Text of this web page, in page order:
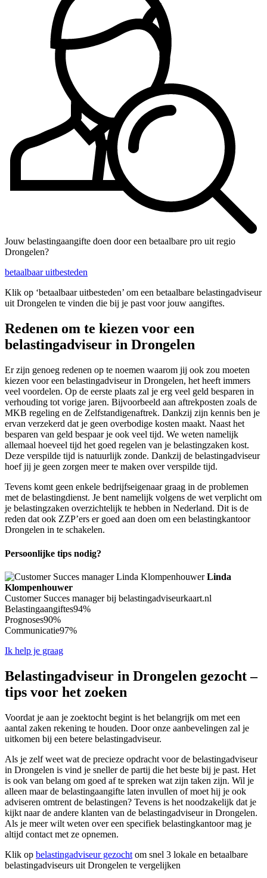
Jouw belastingaangifte doen door een betaalbare pro uit regio
Drongelen?
betaalbaar uitbesteden
Klik op ‘betaalbaar uitbesteden’ om een betaalbare belastingadviseur
uit Drongelen te vinden die bij je past voor jouw aangiftes.
Redenen om te kiezen voor een
belastingadviseur in Drongelen
Er zijn genoeg redenen op te noemen waarom jij ook zou moeten
kiezen voor een belastingadviseur in Drongelen, het heeft immers
veel voordelen. Op de eerste plaats zal je erg veel geld besparen in
verhouding tot vorige jaren. Bijvoorbeeld aan aftrekposten zoals de
MKB regeling en de Zelfstandigenaftrek. Dankzij zijn kennis ben je
ervan verzekerd dat je geen overbodige kosten maakt. Naast het
besparen van geld bespaar je ook veel tijd. We weten namelijk
allemaal hoeveel tijd het goed regelen van je belastingzaken kost.
Deze verspilde tijd is natuurlijk zonde. Dankzij de belastingadviseur
hoef jij je geen zorgen meer te maken over verspilde tijd.
Tevens komt geen enkele bedrijfseigenaar graag in de problemen
met de belastingdienst. Je bent namelijk volgens de wet verplicht om
je belastingzaken overzichtelijk te hebben in Nederland. Dit is de
reden dat ook ZZP’ers er goed aan doen om een belastingkantoor
Drongelen in te schakelen.
Persoonlijke tips nodig?
Linda
Klompenhouwer
Customer Succes manager bij belastingadviseurkaart.nl
Belastingaangiftes94%
Prognoses90%
Communicatie97%
Ik help je graag
Belastingadviseur in Drongelen gezocht –
tips voor het zoeken
Voordat je aan je zoektocht begint is het belangrijk om met een
aantal zaken rekening te houden. Door onze aanbevelingen zal je
uitkomen bij een betere belastingadviseur.
Als je zelf weet wat de precieze opdracht voor de belastingadviseur
in Drongelen is vind je sneller de partij die het beste bij je past. Het
is ook van belang om goed af te spreken wat zijn taken zijn. Wil je
alleen maar de belastingaangifte laten invullen of moet hij je ook
adviseren omtrent de belastingen? Tevens is het noodzakelijk dat je
kijkt naar de andere klanten van de belastingadviseur in Drongelen.
Als je meer wilt weten over een specifiek belastingkantoor mag je
altijd contact met ze opnemen.
Klik op belastingadviseur gezocht om snel 3 lokale en betaalbare
belastingadviseurs uit Drongelen te vergelijken